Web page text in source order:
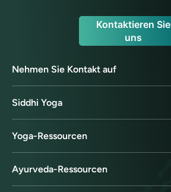
Kontaktieren Sie
uns
Nehmen Sie Kontakt auf
Siddhi Yoga
Yoga-Ressourcen
Ayurveda-Ressourcen